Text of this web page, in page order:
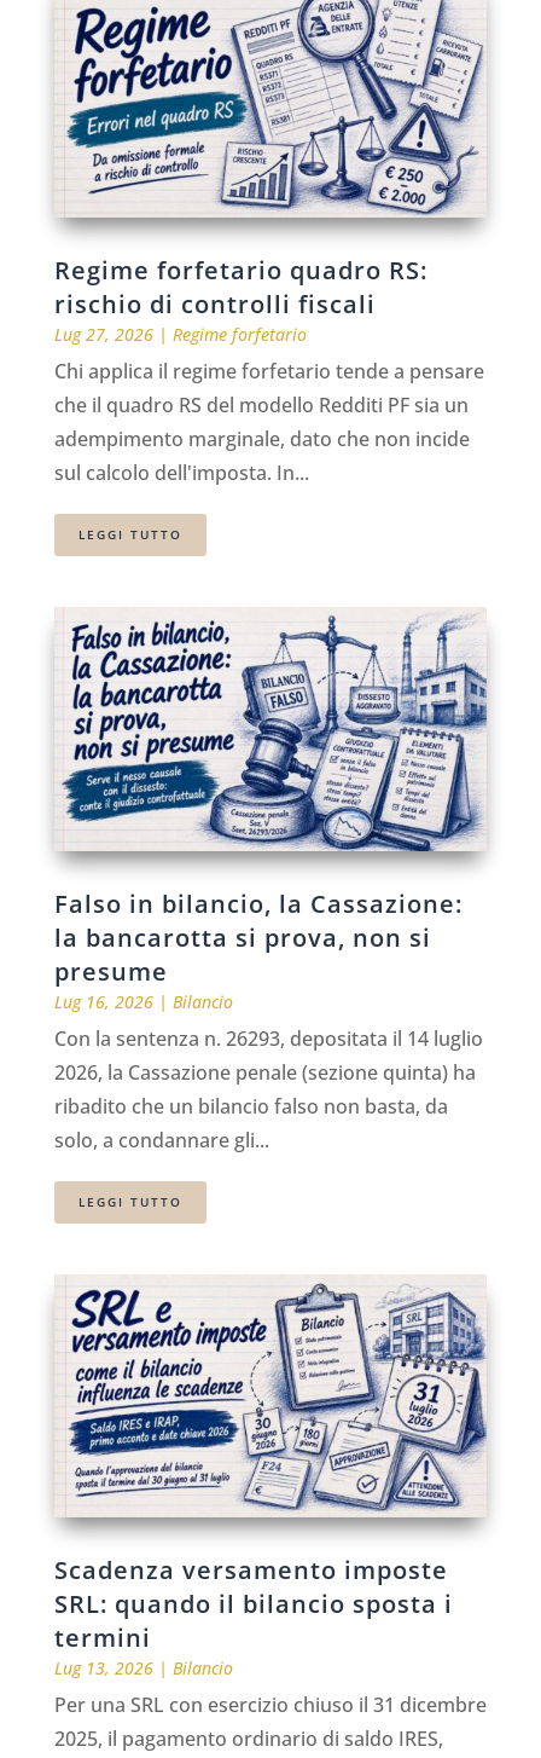
Regime forfetario quadro RS:
rischio di controlli fiscali
Lug 27, 2026| Regime forfetario
Chi applica il regime forfetario tende a pensare
che il quadro RS del modello Redditi PF sia un
adempimento marginale, dato che non incide
sul calcolo dell'imposta. In...
LEGGI TUTTO
Falso in bilancio, la Cassazione:
la bancarotta si prova, non si
presume
Lug 16, 2026| Bilancio
Con la sentenza n. 26293, depositata il 14 luglio
2026, la Cassazione penale (sezione quinta) ha
ribadito che un bilancio falso non basta, da
solo, a condannare gli...
LEGGI TUTTO
Scadenza versamento imposte
SRL: quando il bilancio sposta i
termini
Lug 13, 2026| Bilancio
Per una SRL con esercizio chiuso il 31 dicembre
2025, il pagamento ordinario di saldo IRES,